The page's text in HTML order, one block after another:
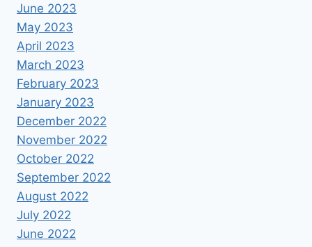
June 2023
May 2023
April 2023
March 2023
February 2023
January 2023
December 2022
November 2022
October 2022
September 2022
August 2022
July 2022
June 2022